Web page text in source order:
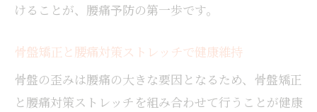
けることが、腰痛予防の第一歩です。
骨盤矯正と腰痛対策ストレッチで健康維持
骨盤の歪みは腰痛の大きな要因となるため、骨盤矯正
と腰痛対策ストレッチを組み合わせて行うことが健康